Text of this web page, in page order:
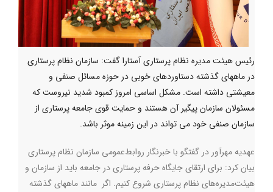
رئیس هیئت‌ مدیره نظام پرستاری آستارا گفت: سازمان نظام پرستاری
در ماههای گذشته دستاوردهای خوبی در حوزه مسائل صنفی و
معیشتی داشته است. مشکل اساسی امروز کمبود شدید نیروست که
مسئولان سازمان پیگیر آن هستند و حمایت قوی جامعه پرستاری از
سازمان صنفی خود می تواند در این زمینه موثر باشد.
عهدیه مهرآور در گفتگو با خبرنگار روابط‌عمومی سازمان نظام پرستاری
بیان کرد: برای ارتقای جایگاه حرفه پرستاری در جامعه باید از سازمان و
هیئت‌مدیره‌های نظام پرستاری شروع کنیم. اگر مانند ماههای گذشته